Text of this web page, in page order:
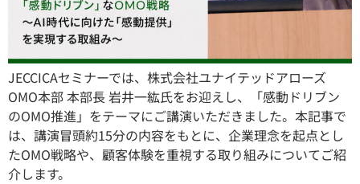
JECCICAセミナーでは、株式会社ユナイテッドアローズ
OMO本部 本部長 岩井一紘氏をお迎えし、「感動ドリブン
のOMO推進」をテーマにご講演いただきました。本記事で
は、講演冒頭約15分の内容をもとに、企業理念を起点とし
たOMO戦略や、顧客体験を重視する取り組みについてご紹
介します。